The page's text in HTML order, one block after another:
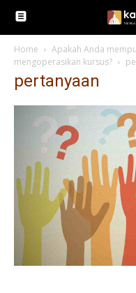
Home
Apakah Anda
mengoperasikan kursus?
pertanyaan